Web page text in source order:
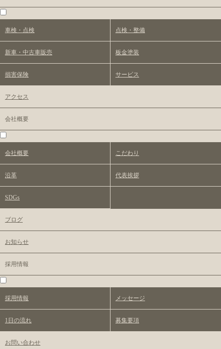
車検・点検 点検・整備
新車・中古車販売 板金塗装
損害保険 サービス
アクセス
会社概要
会社概要 こだわり
沿革 代表挨拶
SDGs
ブログ
お知らせ
採用情報
採用情報 メッセージ
1日の流れ 募集要項
お問い合わせ